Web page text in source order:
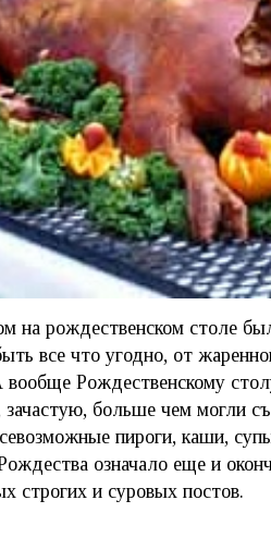
на рождественском столе
все что угодно, от
Рождественскому
зачастую, больше чем могли
пироги, каши,
означало еще и
строгих и суровых постов.